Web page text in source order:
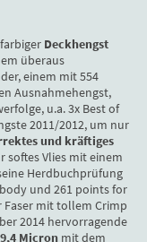
Deckhengst
überaus
einem mit 554
Ausnahmehengst,
u.a. 3x Best of
2011/2012, um nur
und kräftiges
softes Vlies mit einem
Herdbuchprüfung
und 261 points for
Faser mit tollem Crimp
2014 hervorragende
Micron mit dem